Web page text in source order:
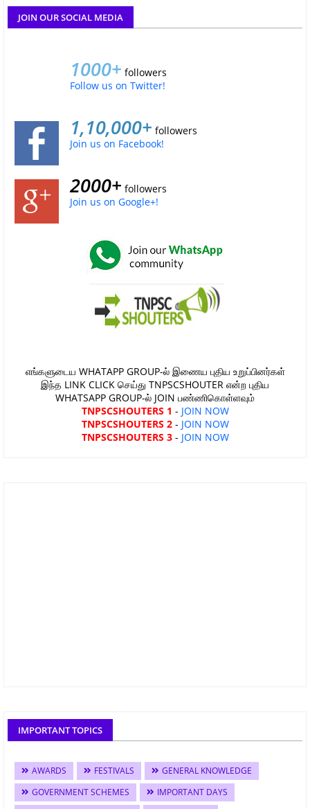
JOIN OUR SOCIAL MEDIA
1000+ followers
Follow us on Twitter!
1,10,000+ followers
Join us on Facebook!
2000+ followers
Join us on Google+!
எங்களுடைய WHATAPP GROUP-ல் இணைய புதிய உறுப்பினர்கள்
இந்த LINK CLICK செய்து TNPSCSHOUTER என்ற புதிய
WHATSAPP GROUP-ல் JOIN பண்ணிகொள்ளவும்
TNPSCSHOUTERS 1 - JOIN NOW
TNPSCSHOUTERS 2- JOIN NOW
TNPSCSHOUTERS 3- JOIN NOW
IMPORTANT TOPICS
AWARDS FESTIVALS
GENERAL KNOWLEDGE
GOVERNMENT SCHEMES
IMPORTANT DAYS